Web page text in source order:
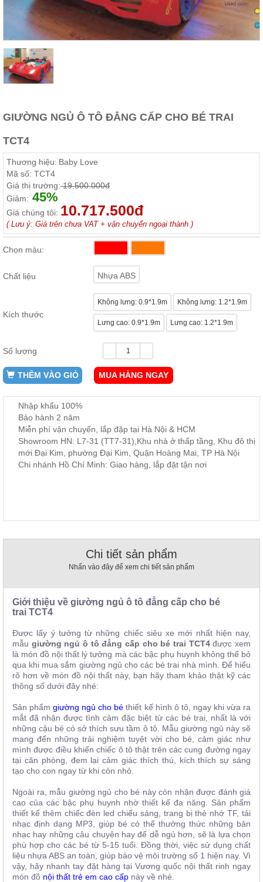
Thất
rượu,
Bàn
trà...
Thất
Ngủ
Giường
ngủ, tủ
áo, bàn
điểm
Nội
Thất
Phòng
Ăn
ghế
Ban
Công,
Vườn
Phụ
Thất
Nhà
Hàng
Thất
Hàng
GIƯỜNG NGỦ Ô TÔ ĐẲNG CẤP CHO BÉ TRAI
TCT4
Thương hiệu: Baby Love
Mã số: TCT4
Giá thị trường:19.500.000đ
Giảm: 45%
Giá chúng tôi: 10.717.500đ
( Lưu ý: Giá trên chưa VAT + vận chuyển ngoại thành )
Chọn màu:
Chất liệu Nhựa ABS
Kích thước
Không lưng: 0.9*1.9m Không lưng: 1.2*1.9m
Lưng cao: 0.9*1.9m Lưng cao: 1.2*1.9m
Số lượng
THÊM VÀO GIỎ MUA HÀNG NGAY
Nhập khẩu 100%
Bảo hành 2 năm
Miễn phí vận chuyển, lắp đặp tại Hà Nội & HCM
Showroom HN: L7-31 (TT7-31),Khu nhà ở thấp tầng, Khu đô thị
mới Đại Kim, phường Đại Kim, Quận Hoàng Mai, TP Hà Nội
Chi nhánh Hồ Chí Minh: Giao hàng, lắp đặt tận nơi
Chi tiết sản phẩm
Nhấn vào đây để xem chi tiết sản phẩm
Giới thiệu về giường ngủ ô tô đẳng cấp cho bé
trai TCT4
Được lấy ý tưởng từ những chiếc siêu xe mới nhất hiện nay,
mẫu giường ngủ ô tô đẳng cấp cho bé trai TCT4được xem
là món đồ nội thất lý tưởng mà các bậc phụ huynh không thể bỏ
qua khi mua sắm giường ngủ cho các bé trai nhà mình. Để hiểu
rõ hơn về món đồ nội thất này, bạn hãy tham khảo thật kỹ các
thông số dưới đây nhé:
Sản phẩmgiường ngủ cho bé thiết kế hình ô tô, ngay khi vừa ra
mắt đã nhận được tình cảm đặc biệt từ các bé trai, nhất là với
những cậu bé có sở thích sưu tầm ô tô. Mẫu giường ngủ này sẽ
mang đến những trải nghiệm tuyệt vời cho bé, cảm giác như
mình được điều khiển chiếc ô tô thật trên các cung đường ngay
tại căn phòng, đem lại cảm giác thích thú, kích thích sự sáng
tạo cho con ngay từ khi còn nhỏ.
Ngoài ra, mẫu giường ngủ cho bé này còn nhận được đánh giá
cao của các bậc phụ huynh nhờ thiết kế đa năng. Sản phẩm
thiết kế thêm chiếc đèn led chiếu sáng, trang bị thẻ nhớ TF, tải
nhạc định dạng MP3, giúp bé có thể thường thức những bản
nhạc hay những câu chuyện hay để dễ ngủ hơn, sẽ là lựa chọn
phù hợp cho các bé từ 5-15 tuổi. Đồng thời, việc sử dụng chất
liệu nhựa ABS an toàn, giúp bảo vệ môi trường số 1 hiện nay. Vì
vậy, hãy nhanh tay đặt hàng tại Vương quốc nội thất rinh ngay
món đồ nội thất trẻ em cao cấp này về nhé.